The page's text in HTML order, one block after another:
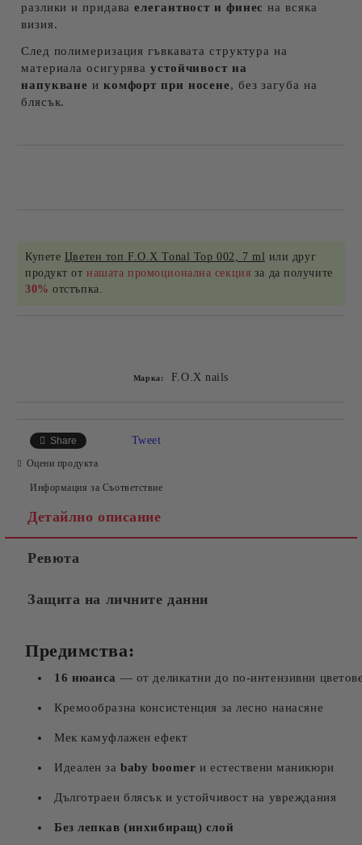
разлики и придаваелегантност и финес на всяка
визия.
След полимеризация гъвкавата структура на
материала осигурява устойчивост на
напукване и комфорт при носене, без загуба на
блясък.
Купете Цветен топ F.O.X Tonal Top 002, 7 ml или друг
продукт отнашата промоционална секция за да получите
30% отстъпка.
Марка: F.O.X nails
Share Tweet
Оцени продукта
Информация за Съответствие
Детайлно описание
Ревюта
Защита на личните данни
Предимства:
16 нюанса — от деликатни до по-интензивни
Кремообразна консистенция за лесно нанасяне
Мек камуфлажен ефект
Идеален заbaby boomer и естествени маникюри
Дълготраен блясък и устойчивост на увреждания
Без лепкав (инхибиращ) слой